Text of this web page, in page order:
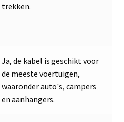
trekken.
Ja, de kabel is geschikt voor
de meeste voertuigen,
waaronder auto's, campers
en aanhangers.